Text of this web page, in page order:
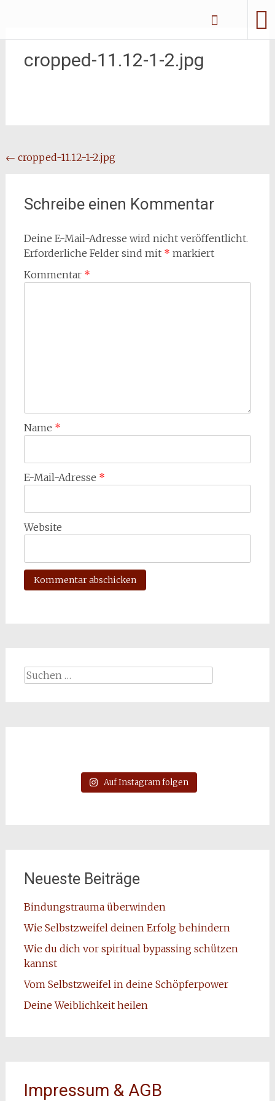
springen
cropped-11.12-1-2.jpg
Beitragsnavigation
← cropped-11.12-1-2.jpg
Schreibe einen Kommentar
Deine E-Mail-Adresse wird nicht veröffentlicht.
Erforderliche Felder sind mit * markiert
Kommentar *
Name *
E-Mail-Adresse *
Website
Suchen
Auf Instagram folgen
Neueste Beiträge
Bindungstrauma überwinden
Wie Selbstzweifel deinen Erfolg behindern
Wie du dich vor spiritual bypassing schützen
kannst
Vom Selbstzweifel in deine Schöpferpower
Deine Weiblichkeit heilen
Impressum & AGB